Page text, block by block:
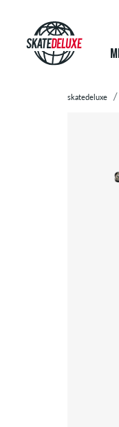
skatedeluxe